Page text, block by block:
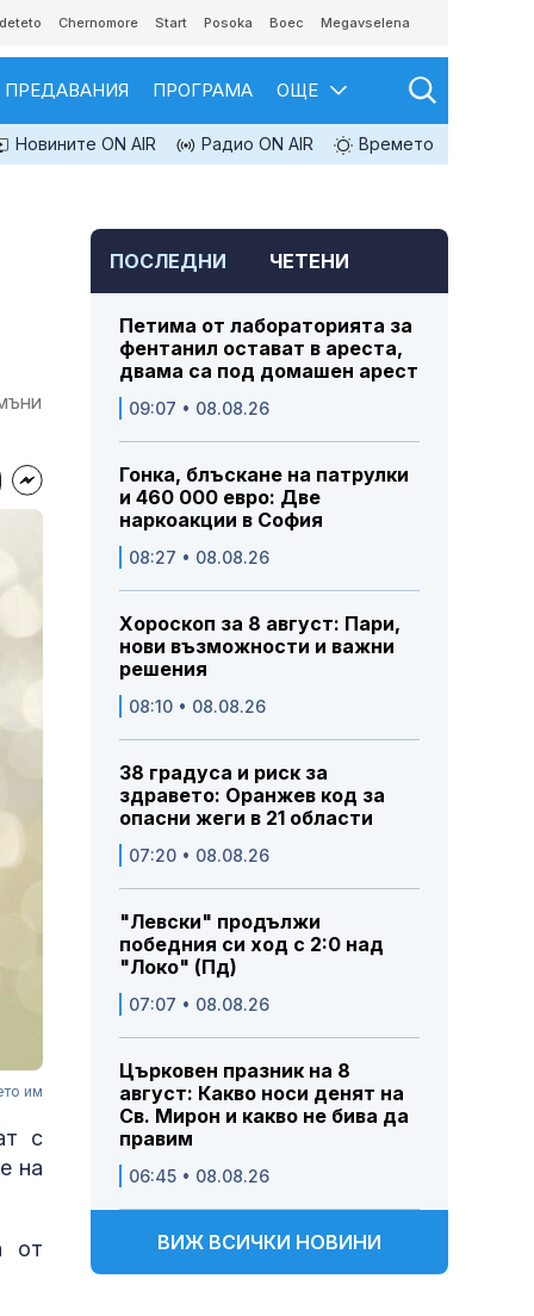
Chernomore Start Posoka Boec Megavselena
ПРЕДАВАНИЯ ПРОГРАМА ОЩЕ
Новините ON AIR Радио ON AIR Времето
им
с
на
от
ПОСЛЕДНИ ЧЕТЕНИ
Петима от лабораторията за
фентанил остават в ареста,
двама са под домашен арест
09:07 • 08.08.26
Гонка, блъскане на патрулки
и 460 000 евро: Две
наркоакции в София
08:27 • 08.08.26
Хороскоп за 8 август: Пари,
нови възможности и важни
решения
08:10 • 08.08.26
38 градуса и риск за
здравето: Оранжев код за
опасни жеги в 21 области
07:20 • 08.08.26
"Левски" продължи
победния си ход с 2:0 над
"Локо" (Пд)
07:07 • 08.08.26
Църковен празник на 8
август: Какво носи денят на
Св. Мирон и какво не бива да
правим
06:45 • 08.08.26
ВИЖ ВСИЧКИ НОВИНИ